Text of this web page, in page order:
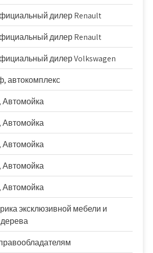
дилер Renault
дилер Renault
дилер Volkswagen
автокомплекс
Автомойка
Автомойка
Автомойка
Автомойка
Автомойка
эксклюзивной мебели и